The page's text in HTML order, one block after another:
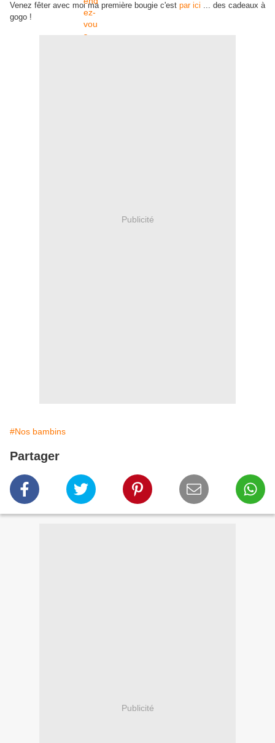
Venez fêter avec moi ma première bougie c'est par ici ... des cadeaux à
gogo !
Publicité
#Nos bambins
Partager
Publicité